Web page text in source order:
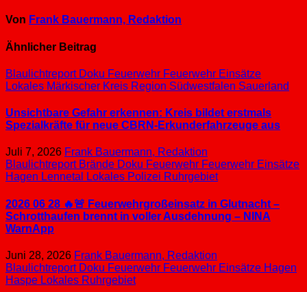
Von Frank Bauermann, Redaktion
Ähnlicher Beitrag
Blaulichtreport Doku Feuerwehr Feuerwehr Einsätze
Lokales Märkischer Kreis Region Südwestfalen Sauerland
Unsichtbare Gefahr erkennen: Kreis bildet erstmals
Spezialkräfte für neue CBRN-Erkunderfahrzeuge aus
Juli 7, 2026 Frank Bauermann, Redaktion
Blaulichtreport Brände Doku Feuerwehr Feuerwehr Einsätze
Hagen Lennetal Lokales Polizei Ruhrgebiet
2026 06 28 🔥🚨 Feuerwehrgroßeinsatz in Glutnacht –
Schrotthaufen brennt in voller Ausdehnung – NINA
WarnApp
Juni 28, 2026 Frank Bauermann, Redaktion
Blaulichtreport Doku Feuerwehr Feuerwehr Einsätze Hagen
Haspe Lokales Ruhrgebiet